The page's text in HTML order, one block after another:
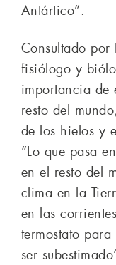
Antártico”.
Consultado por
fisiólogo y
importancia de
resto del
de los hielos y
“Lo que pasa
en el resto del
clima en la
en las
termostato
ser